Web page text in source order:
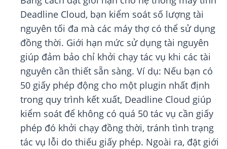
Deadline Cloud, bạn kiểm soát số lượng tài
nguyên tối đa mà các máy thợ có thể sử dụng
đồng thời. Giới hạn mức sử dụng tài nguyên
giúp đảm bảo chỉ khởi chạy tác vụ khi các tài
nguyên cần thiết sẵn sàng. Ví dụ: Nếu bạn có
50 giấy phép động cho một plugin nhất định
trong quy trình kết xuất, Deadline Cloud giúp
kiểm soát để không có quá 50 tác vụ cần giấy
phép đó khởi chạy đồng thời, tránh tình trạng
tác vụ lỗi do thiếu giấy phép. Ngoài ra, đặt giới